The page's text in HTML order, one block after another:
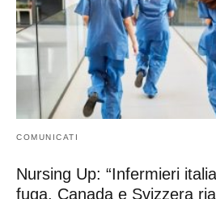
COMUNICATI
Nursing Up: “Infermieri
fuga. Canada e Svizzera